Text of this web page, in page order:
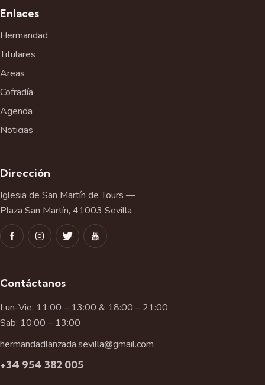
n
t
o
Enlaces
Hermandad
Titulares
Areas
Cofradía
Agenda
Noticias
Dirección
Iglesia de San Martín de Tours —
Plaza San Martín, 41003 Sevilla
Contáctanos
Lun-Vie: 11:00 – 13:00 & 18:00 – 21:00
Sab: 10:00 – 13:00
hermandadlanzada.sevilla@gmail.com
+34 954 382 005